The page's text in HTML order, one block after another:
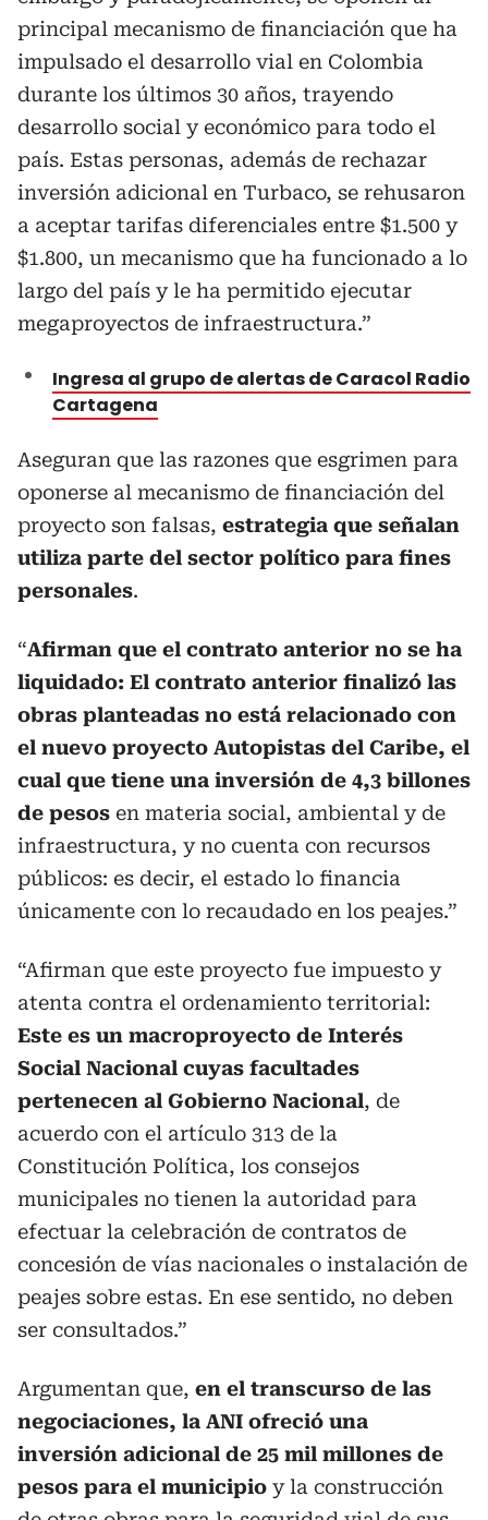
principal mecanismo de financiación que ha
impulsado el desarrollo vial en Colombia
durante los últimos 30 años, trayendo
desarrollo social y económico para todo el
país. Estas personas, además de rechazar
inversión adicional en Turbaco, se rehusaron
a aceptar tarifas diferenciales entre $1.500 y
$1.800, un mecanismo que ha funcionado a lo
largo del país y le ha permitido ejecutar
megaproyectos de infraestructura.”
Ingresa al grupo de alertas de Caracol Radio
Cartagena
Aseguran que las razones que esgrimen para
oponerse al mecanismo de financiación del
proyecto son falsas, estrategia que señalan
utiliza parte del sector político para fines
personales.
“Afirman que el contrato anterior no se ha
liquidado: El contrato anterior finalizó las
obras planteadas no está relacionado con
el nuevo proyecto Autopistas del Caribe, el
cual que tiene una inversión de 4,3 billones
de pesos en materia social, ambiental y de
infraestructura, y no cuenta con recursos
públicos: es decir, el estado lo financia
únicamente con lo recaudado en los peajes.”
“Afirman que este proyecto fue impuesto y
atenta contra el ordenamiento territorial:
Este es un macroproyecto de Interés
Social Nacional cuyas facultades
pertenecen al Gobierno Nacional, de
acuerdo con el artículo 313 de la
Constitución Política, los consejos
municipales no tienen la autoridad para
efectuar la celebración de contratos de
concesión de vías nacionales o instalación de
peajes sobre estas. En ese sentido, no deben
ser consultados.”
Argumentan que, en el transcurso de las
negociaciones, la ANI ofreció una
inversión adicional de 25 mil millones de
pesos para el municipio y la construcción